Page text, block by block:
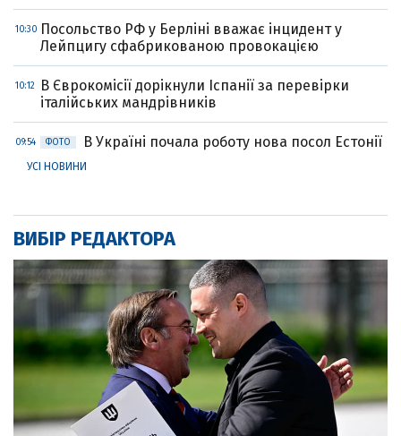
10:30 Посольство РФ у Берліні вважає інцидент у
Лейпцигу сфабрикованою провокацією
10:12
В Єврокомісії дорікнули Іспанії за перевірки
італійських мандрівників
09:54 ФОТО В Україні почала роботу нова посол Естонії
УСІ НОВИНИ
ВИБІР РЕДАКТОРА